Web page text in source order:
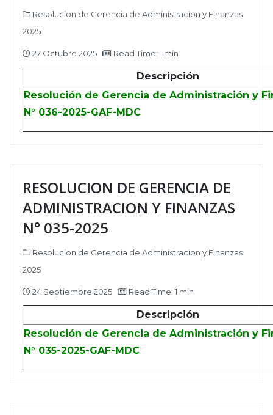
Resolucion de Gerencia de Administracion y Finanzas
2025
27 Octubre 2025 Read Time: 1 min
Descripción
Resolución de Gerencia de Administración y
N° 036-2025-GAF-MDC
RESOLUCION DE GERENCIA DE
ADMINISTRACION Y FINANZAS
N° 035-2025
Resolucion de Gerencia de Administracion y Finanzas
2025
24 Septiembre 2025 Read Time: 1 min
Descripción
Resolución de Gerencia de Administración y
N° 035-2025-GAF-MDC